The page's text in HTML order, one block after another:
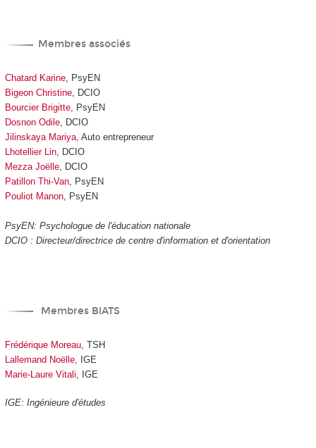
Membres associés
Chatard Karine, PsyEN
Bigeon Christine, DCIO
Bourcier Brigitte, PsyEN
Dosnon Odile, DCIO
Jilinskaya Mariya, Auto entrepreneur
Lhotellier Lin, DCIO
Mezza Joëlle, DCIO
Patillon Thi-Van, PsyEN
Pouliot Manon, PsyEN
PsyEN: Psychologue de l'éducation nationale
DCIO : Directeur/directrice de centre d'information et d'orientation
Membres BIATS
Frédérique Moreau, TSH
Lallemand Noëlle, IGE
Marie-Laure Vitali , IGE
IGE: Ingénieure d'études